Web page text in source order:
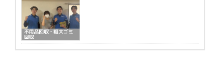
不用品回収・粗大ゴミ
回収